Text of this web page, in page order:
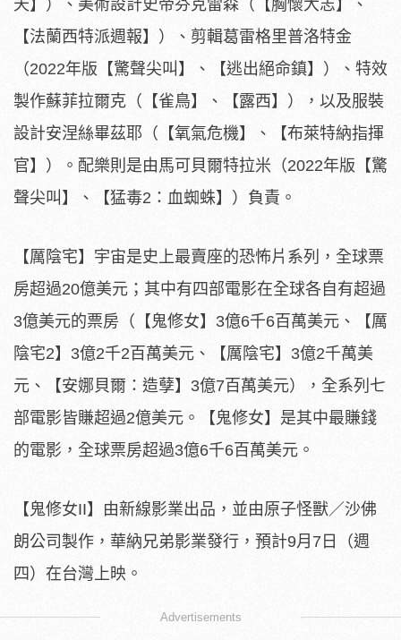
天】）、 美術設計史帝芬克雷森（【胸懷大志】、
【法蘭西特派週報】）、 剪輯葛雷格里普洛特金
（2022年版【驚聲尖叫】、【逃出絕命鎮】）、特效
製作蘇菲拉爾克（【雀鳥】、【露西】）， 以及服裝
設計安涅絲畢茲耶（【氧氣危機】、【布萊特納指揮
官】）
。配樂則是由馬可貝爾特拉米（2022年版【驚
聲尖叫】、【猛毒2：血蜘蛛】）負責。
【厲陰宅】宇宙是史上最賣座的恐怖片系列，全球票
房超過20億美元；其中有四部電影在全球各自有超過
3億美元的票房（【鬼修女】 3億6千6百萬美元、【厲
陰宅2】3億2千2百萬美元、【厲陰宅】3億2千萬美
元、【安娜貝爾：造孽】3億7百萬美元）， 全系列七
部電影皆賺超過2億美元。【鬼修女】 是其中最賺錢
的電影，全球票房超過3億6千6百萬美元。
【鬼修女II】由新線影業出品，並由原子怪獸／沙佛
朗公司製作， 華納兄弟影業發行，預計9月7日（週
四）在台灣上映。
Advertisements